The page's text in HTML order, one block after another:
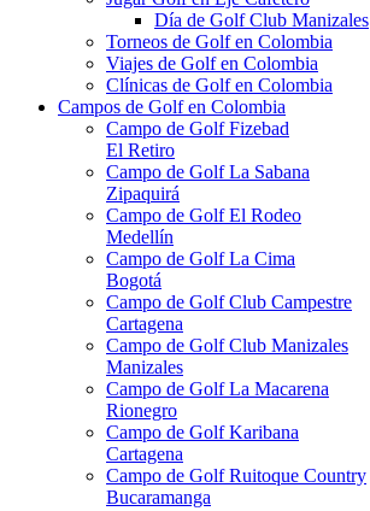
Día de Golf Club Manizales
Torneos de Golf en Colombia
Viajes de Golf en Colombia
Clínicas de Golf en Colombia
Campos de Golf en Colombia
Campo de Golf Fizebad
El Retiro
Campo de Golf La Sabana
Zipaquirá
Campo de Golf El Rodeo
Medellín
Campo de Golf La Cima
Bogotá
Campo de Golf Club Campestre
Cartagena
Campo de Golf Club Manizales
Manizales
Campo de Golf La Macarena
Rionegro
Campo de Golf Karibana
Cartagena
Campo de Golf Ruitoque Country
Bucaramanga